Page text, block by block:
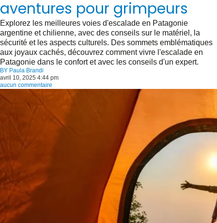
aventures pour grimpeurs
Explorez les meilleures voies d'escalade en Patagonie
argentine et chilienne, avec des conseils sur le matériel, la
sécurité et les aspects culturels. Des sommets emblématiques
aux joyaux cachés, découvrez comment vivre l'escalade en
Patagonie dans le confort et avec les conseils d'un expert.
BY Paula Brandi
avril 10, 2025 4:44 pm
aucun commentaire